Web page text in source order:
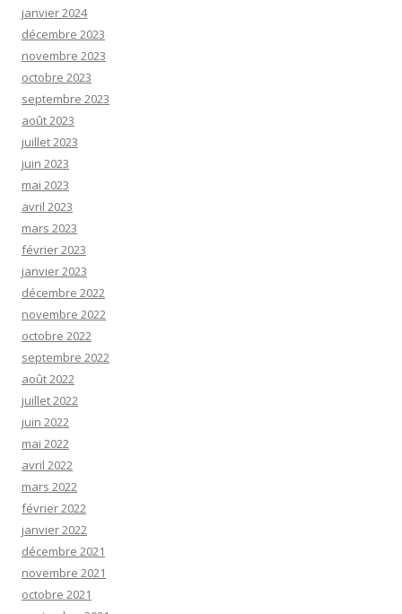
janvier 2024
décembre 2023
novembre 2023
octobre 2023
septembre 2023
août 2023
juillet 2023
juin 2023
mai 2023
avril 2023
mars 2023
février 2023
janvier 2023
décembre 2022
novembre 2022
octobre 2022
septembre 2022
août 2022
juillet 2022
juin 2022
mai 2022
avril 2022
mars 2022
février 2022
janvier 2022
décembre 2021
novembre 2021
octobre 2021